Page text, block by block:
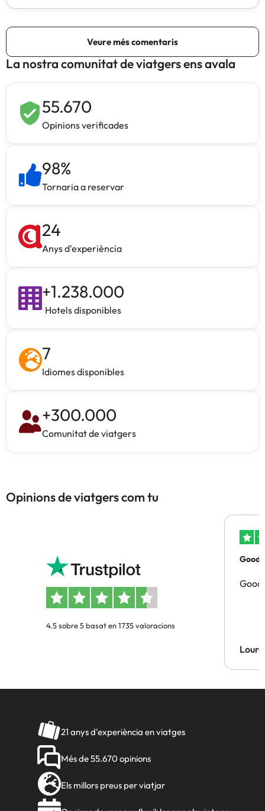
La nostra comunitat de viatgers ens avala
55.670
Opinions verificades
98%
Tornaria a reservar
24
Anys d'experiència
+1.238.000
Hotels disponibles
7
Idiomes disponibles
+300.000
Comunitat de viatgers
Opinions de viatgers com tu
4.5 sobre 5 basat en 1735 valoracions
Good
Good
21 anys d'experiència en viatges
Més de 55.670 opinions
Els millors preus per viatjar